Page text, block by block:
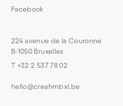
224 avenue de la Couronne
B-1050 Bruxelles
T +32 2 537 78 02
hello@creahmbxl.be
Facebook